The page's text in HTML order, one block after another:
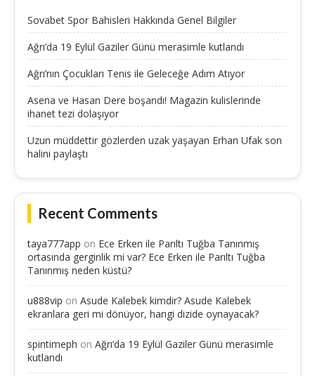
Sovabet Spor Bahisleri Hakkında Genel Bilgiler
Ağrı’da 19 Eylül Gaziler Günü merasimle kutlandı
Ağrı’nın Çocukları Tenis ile Geleceğe Adım Atıyor
Asena ve Hasan Dere boşandı! Magazin kulislerinde
ihanet tezi dolaşıyor
Uzun müddettir gözlerden uzak yaşayan Erhan Ufak son
halini paylaştı
Recent Comments
taya777app on Ece Erken ile Parıltı Tuğba Tanınmış
ortasında gerginlik mi var? Ece Erken ile Parıltı Tuğba
Tanınmış neden küstü?
u888vip on Asude Kalebek kimdir? Asude Kalebek
ekranlara geri mi dönüyor, hangi dizide oynayacak?
spintimeph on Ağrı’da 19 Eylül Gaziler Günü merasimle
kutlandı